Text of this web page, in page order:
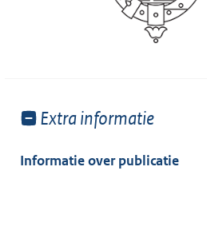
Toon
van:
Extra informatie
Informatie over publicatie